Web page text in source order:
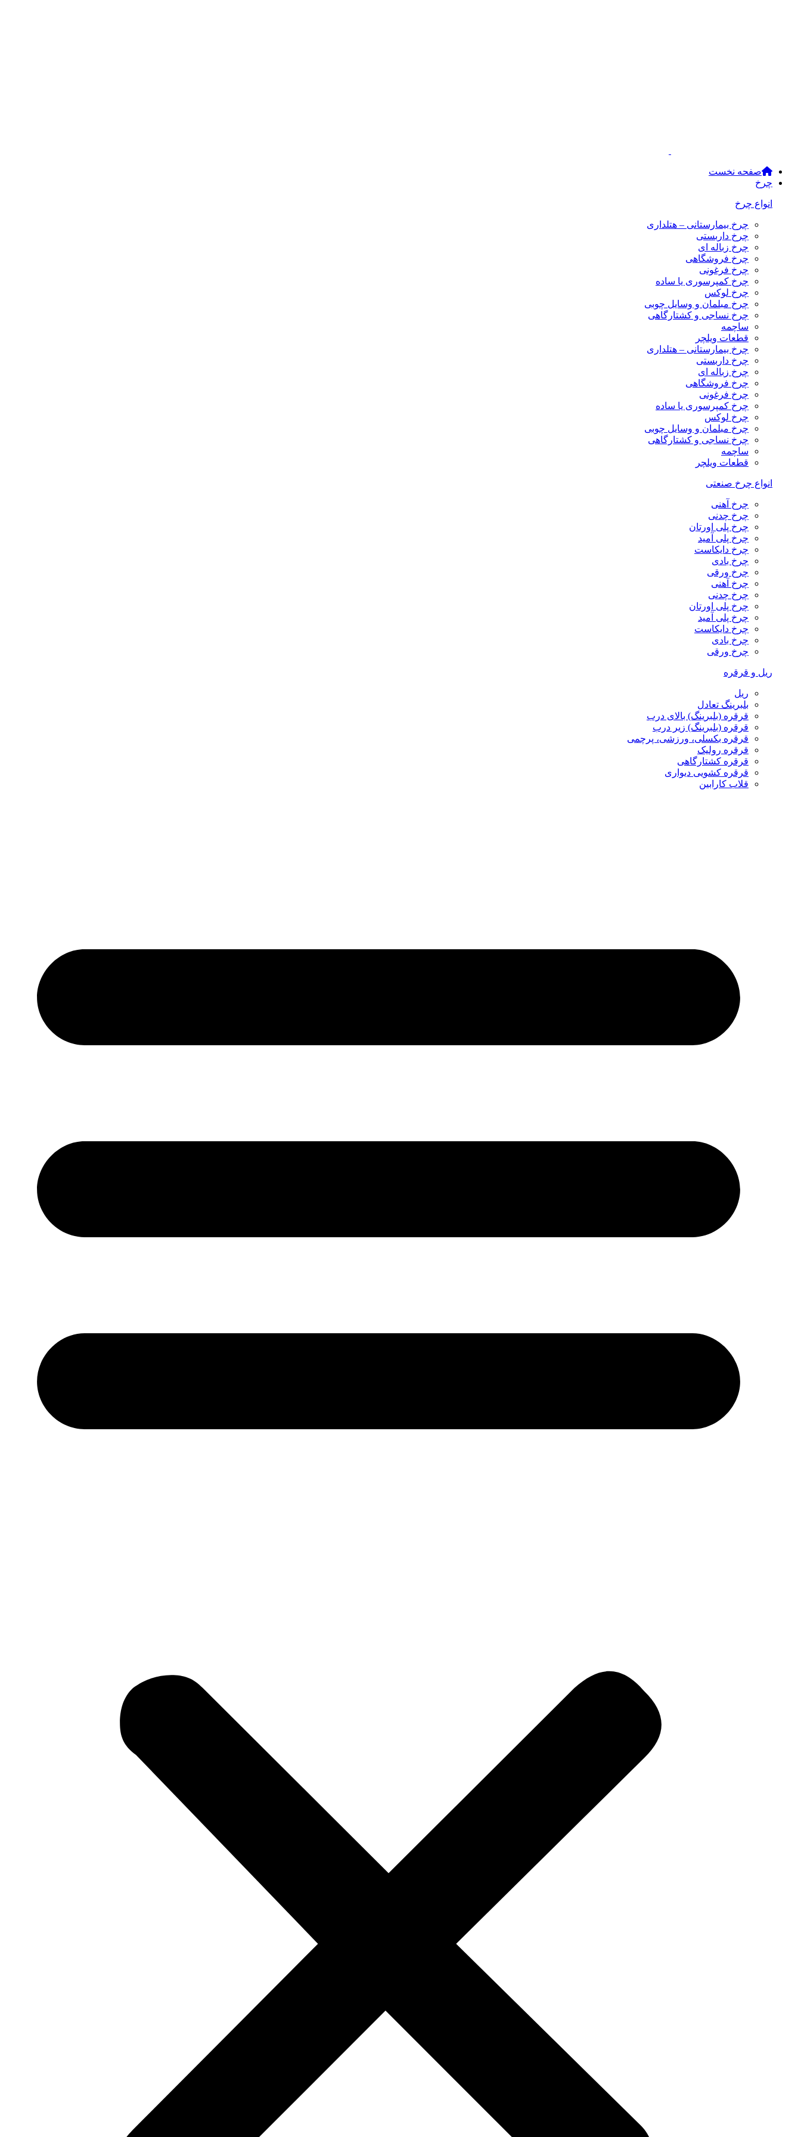
صفحه نخست
چرخ
انواع چرخ
چرخ بیمارستانی – هتلداری
چرخ داربستی
چرخ زباله ای
چرخ فروشگاهی
چرخ فرغونی
چرخ کمپرسوری یا ساده
چرخ لوکس
چرخ مبلمان و وسایل چوبی
چرخ نساجی و کشتارگاهی
ساچمه
قطعات ویلچر
چرخ بیمارستانی – هتلداری
چرخ داربستی
چرخ زباله ای
چرخ فروشگاهی
چرخ فرغونی
چرخ کمپرسوری یا ساده
چرخ لوکس
چرخ مبلمان و وسایل چوبی
چرخ نساجی و کشتارگاهی
ساچمه
قطعات ویلچر
انواع چرخ صنعتی
چرخ آهنی
چرخ چدنی
چرخ پلی اورتان
چرخ پلی آمید
چرخ دایکاست
چرخ بادی
چرخ ورقی
چرخ آهنی
چرخ چدنی
چرخ پلی اورتان
چرخ پلی آمید
چرخ دایکاست
چرخ بادی
چرخ ورقی
ریل و قرقره
ریل
بلبرینگ تعادل
قرقره (بلبرینگ) بالای درب
قرقره (بلبرینگ) زیر درب
قرقره بکسلی، ورزشی، پرچمی
قرقره رولیک
قرقره کشتارگاهی
قرقره کشویی دیواری
قلاب کارابین